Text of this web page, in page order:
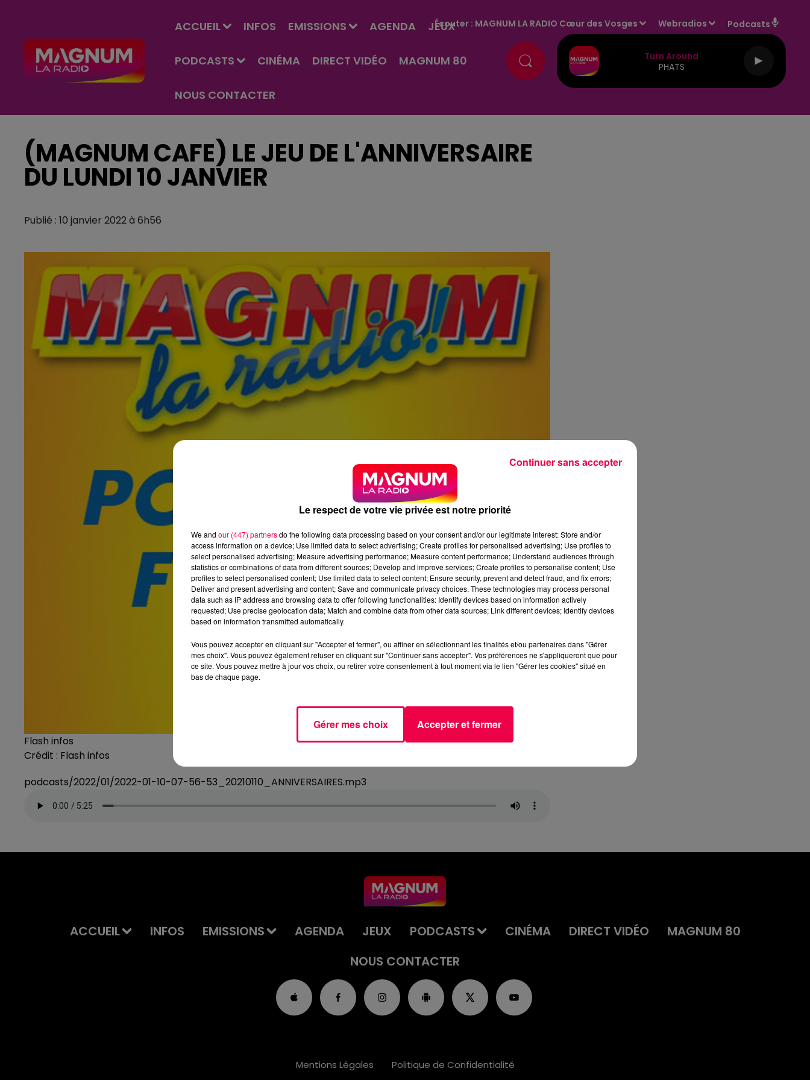
ACCUEIL INFOS EMISSIONS AGENDA JEUX
PODCASTS CINÉMA DIRECT VIDÉO MAGNUM 80
NOUS CONTACTER
Écouter : MAGNUM LA RADIO Cœur des Vosges Webradios Podcasts
Turn Around
PHATS
(MAGNUM CAFE) LE JEU DE L'ANNIVERSAIRE
DU LUNDI 10 JANVIER
Publié : 10 janvier 2022 à 6h56
Flash infos
Crédit : Flash infos
podcasts/2022/01/2022-01-10-07-56-53_20210110_ANNIVERSAIRES.mp3
ACCUEIL INFOS EMISSIONS AGENDA JEUX PODCASTS CINÉMA DIRECT VIDÉO
MAGNUM 80
NOUS CONTACTER
Mentions Légales Politique de Confidentialité
Le respect de votre vie privée est notre priorité
We and our (447) partnersdo the following data processing based on your consent and/or our legitimate interest: Store and/or
access information on a device; Use limited data to select advertising; Create profiles for personalised advertising; Use profiles to
select personalised advertising; Measure advertising performance; Measure content performance; Understand audiences through
statistics or combinations of data from different sources; Develop and improve services; Create profiles to personalise content; Use
profiles to select personalised content; Use limited data to select content; Ensure security, prevent and detect fraud, and fix errors;
Deliver and present advertising and content; Save and communicate privacy choices. These technologies may process personal
data such as IP address and browsing data to offer following functionalities: Identify devices based on information actively
requested; Use precise geolocation data; Match and combine data from other data sources; Link different devices; Identify devices
based on information transmitted automatically.
Vous pouvez accepter en cliquant sur "Accepter et fermer", ou affiner en sélectionnant les finalités et/ou partenaires dans "Gérer
mes choix". Vous pouvez également refuser en cliquant sur "Continuer sans accepter". Vos préférences ne s'appliqueront que pour
ce site. Vous pouvez mettre à jour vos choix, ou retirer votre consentement à tout moment via le lien "Gérer les cookies" situé en
bas de chaque page.
Gérer mes choix Accepter et fermer
Continuer sans accepter